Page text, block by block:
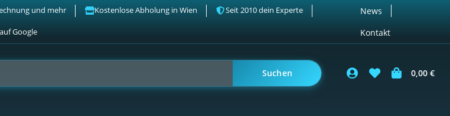
News
Kontakt
und mehr Kostenlose Abholung in Wien Seit 2010 dein Experte
auf Google
Suchen 0,00 €